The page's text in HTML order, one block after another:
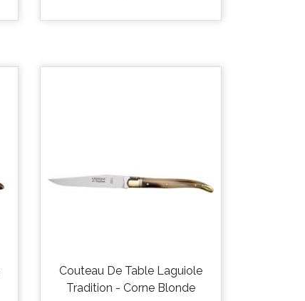
Couteau De Table Laguiole
Tradition - Corne Blonde